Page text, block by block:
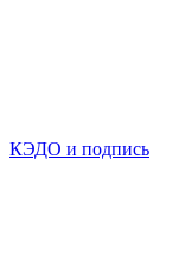
КЭДО и подпись